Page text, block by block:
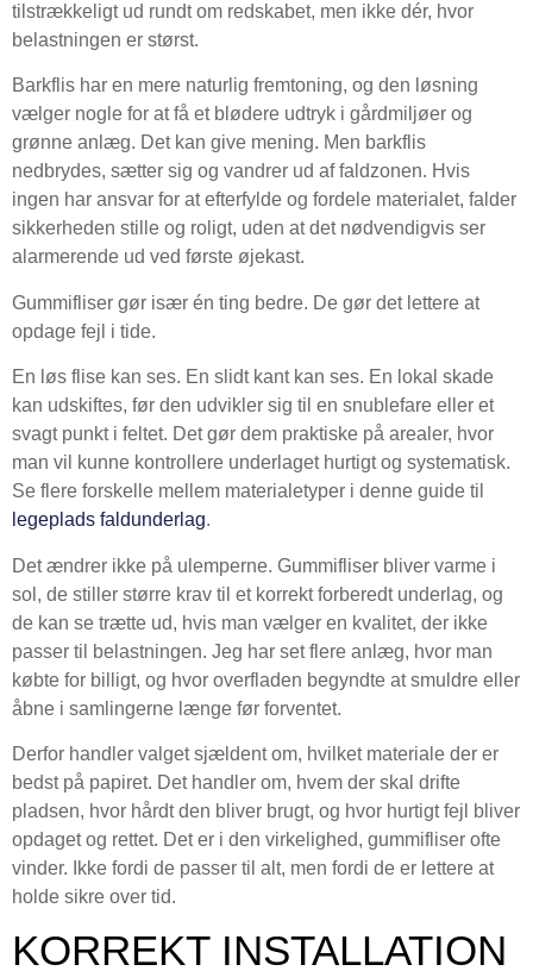
tilstrækkeligt ud rundt om redskabet, men ikke dér, hvor
belastningen er størst.
Barkflis har en mere naturlig fremtoning, og den løsning
vælger nogle for at få et blødere udtryk i gårdmiljøer og
grønne anlæg. Det kan give mening. Men barkflis
nedbrydes, sætter sig og vandrer ud af faldzonen. Hvis
ingen har ansvar for at efterfylde og fordele materialet, falder
sikkerheden stille og roligt, uden at det nødvendigvis ser
alarmerende ud ved første øjekast.
Gummifliser gør især én ting bedre. De gør det lettere at
opdage fejl i tide.
En løs flise kan ses. En slidt kant kan ses. En lokal skade
kan udskiftes, før den udvikler sig til en snublefare eller et
svagt punkt i feltet. Det gør dem praktiske på arealer, hvor
man vil kunne kontrollere underlaget hurtigt og systematisk.
Se flere forskelle mellem materialetyper i denne guide til
legeplads faldunderlag.
Det ændrer ikke på ulemperne. Gummifliser bliver varme i
sol, de stiller større krav til et korrekt forberedt underlag, og
de kan se trætte ud, hvis man vælger en kvalitet, der ikke
passer til belastningen. Jeg har set flere anlæg, hvor man
købte for billigt, og hvor overfladen begyndte at smuldre eller
åbne i samlingerne længe før forventet.
Derfor handler valget sjældent om, hvilket materiale der er
bedst på papiret. Det handler om, hvem der skal drifte
pladsen, hvor hårdt den bliver brugt, og hvor hurtigt fejl bliver
opdaget og rettet. Det er i den virkelighed, gummifliser ofte
vinder. Ikke fordi de passer til alt, men fordi de er lettere at
holde sikre over tid.
KORREKT INSTALLATION